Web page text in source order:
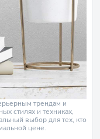
трендам и
стилях и техниках,
выбор для тех, кто
цене.